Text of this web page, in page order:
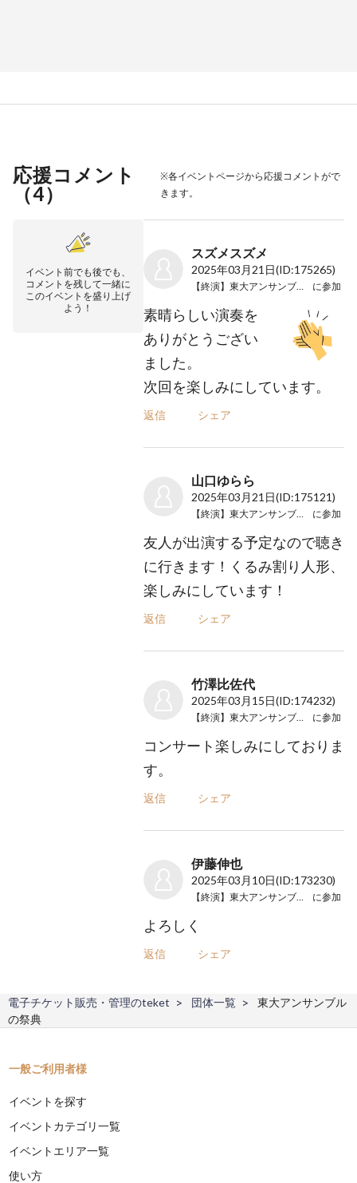
応援コメント
（4）
※各イベントページから応援コメントがで
きます。
イベント前でも後でも、
コメントを残して一緒に
このイベントを盛り上げ
よう！
スズメスズメ
2025年03月21日(ID:175265)
に参加
素晴らしい演奏を
ありがとうござい
ました。
次回を楽しみにしています。
返信 シェア
山口ゆらら
2025年03月21日(ID:175121)
に参加
友人が出演する予定なので聴き
に行きます！くるみ割り人形、
楽しみにしています！
返信 シェア
竹澤比佐代
2025年03月15日(ID:174232)
に参加
コンサート楽しみにしておりま
す。
返信 シェア
伊藤伸也
2025年03月10日(ID:173230)
に参加
よろしく
返信 シェア
電子チケット販売・管理のteket 団体一覧
東大アンサンブル
の祭典
一般ご利用者様
イベントを探す
イベントカテゴリ一覧
イベントエリア一覧
使い方